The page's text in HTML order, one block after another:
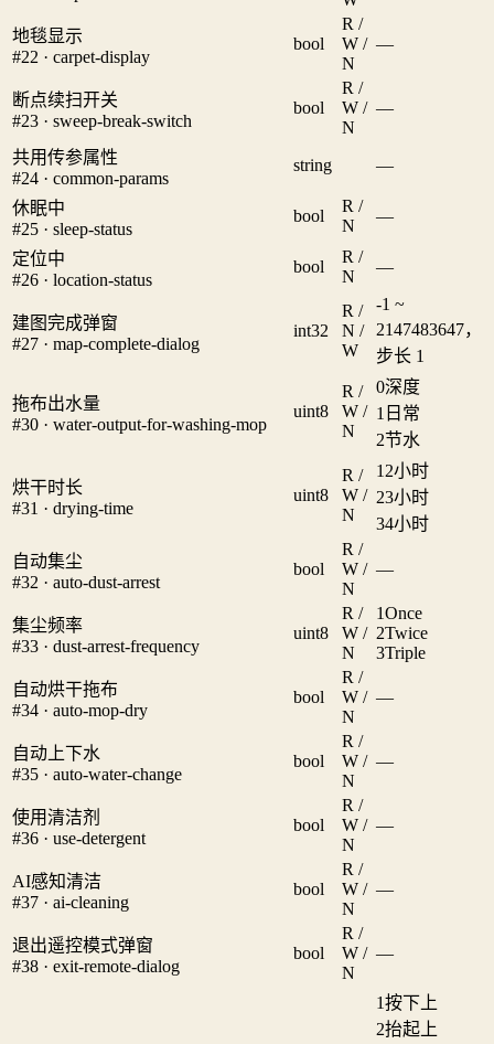
地毯显示
#22 · carpet-display
bool
R /
W /
N
—
断点续扫开关
#23 · sweep-break-switch
bool
R /
W /
N
—
共用传参属性
#24 · common-params
string —
休眠中
#25 · sleep-status
bool
R /
N
—
定位中
#26 · location-status
bool
R /
N
—
建图完成弹窗
#27 · map-complete-dialog
int32
R /
N /
W
-1 ~
2147483647，
步长 1
拖布出水量
#30 · water-output-for-washing-mop
uint8
R /
W /
N
0深度
1 日常
2节水
烘干时长
#31 · drying-time
uint8
R /
W /
N
1 2小时
23小时
34小时
自动集尘
#32 · auto-dust-arrest
bool
R /
W /
N
—
集尘频率
#33 · dust-arrest-frequency
uint8
R /
W /
N
1Once
2Twice
3Triple
自动烘干拖布
#34 · auto-mop-dry
bool
R /
W /
N
—
自动上下水
#35 · auto-water-change
bool
R /
W /
N
—
使用清洁剂
#36 · use-detergent
bool
R /
W /
N
—
AI感知清洁
#37 · ai-cleaning
bool
R /
W /
N
—
退出遥控模式弹窗
#38 · exit-remote-dialog
bool
R /
W /
N
—
1按下上
2抬起上